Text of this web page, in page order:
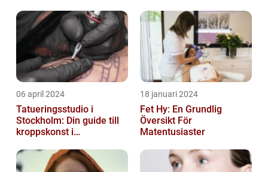
06 april 2024
Tatueringsstudio i
Stockholm: Din guide till
kroppskonst i
18 januari 2024
Fet Hy: En Grundlig
Översikt För
Matentusiaster